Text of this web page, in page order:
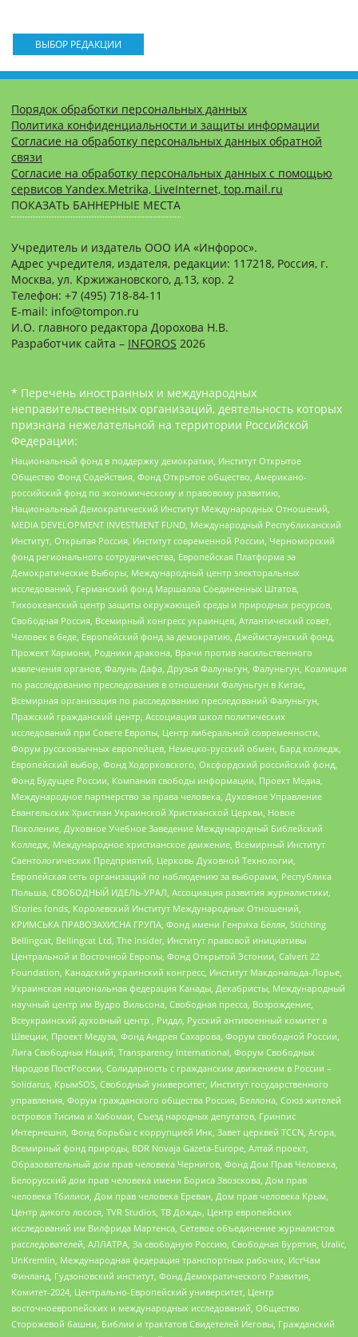
ВЫБОР РЕДАКЦИИ
Порядок обработки персональных данных
Политика конфиденциальности и защиты информации
Согласие на обработку персональных данных обратной
связи
Согласие на обработку персональных данных с помощью
сервисов Yandex.Metrika, LiveInternet, top.mail.ru
ПОКАЗАТЬ БАННЕРНЫЕ МЕСТА
Учредитель и издатель ООО ИА «Инфорос».
Адрес учредителя, издателя, редакции: 117218, Россия, г.
Москва, ул. Кржижановского, д.13, кор. 2
Телефон: +7 (495) 718-84-11
E-mail: info@tompon.ru
И.О. главного редактора Дорохова Н.В.
Разработчик сайта – INFOROS 2026
* Перечень иностранных и международных
неправительственных организаций, деятельность которых
признана нежелательной на территории Российской
Федерации:
Национальный фонд в поддержку демократии, Институт Открытое
Общество Фонд Содействия, Фонд Открытое общество, Американо-
российский фонд по экономическому и правовому развитию,
Национальный Демократический Институт Международных Отношений,
MEDIA DEVELOPMENT INVESTMENT FUND, Международный Республиканский
Институт, Открытая Россия, Институт современной России, Черноморский
фонд регионального сотрудничества, Европейская Платформа за
Демократические Выборы, Международный центр электоральных
исследований, Германский фонд Маршалла Соединенных Штатов,
Тихоокеанский центр защиты окружающей среды и природных ресурсов,
Свободная Россия, Всемирный конгресс украинцев, Атлантический совет,
Человек в беде, Европейский фонд за демократию, Джеймстаунский фонд,
Прожект Хармони, Родники дракона, Врачи против насильственного
извлечения органов, Фалунь Дафа, Друзья Фалуньгун, Фалуньгун, Коалиция
по расследованию преследования в отношении Фалуньгун в Китае,
Всемирная организация по расследованию преследований Фалуньгун,
Пражский гражданский центр, Ассоциация школ политических
исследований при Совете Европы, Центр либеральной современности,
Форум русскоязычных европейцев, Немецко-русский обмен, Бард колледж,
Европейский выбор, Фонд Ходорковского, Оксфордский российский фонд,
Фонд Будущее России, Компания свободы информации, Проект Медиа,
Международное партнерство за права человека, Духовное Управление
Евангельских Христиан Украинской Христианской Церкви, Новое
Поколение, Духовное Учебное Заведение Международный Библейский
Колледж, Международное христианское движение, Всемирный Институт
Саентологических Предприятий, Церковь Духовной Технологии,
Европейская сеть организаций по наблюдению за выборами, Республика
Польша, СВОБОДНЫЙ ИДЕЛЬ-УРАЛ, Ассоциация развития журналистики,
IStories fonds, Королевский Институт Международных Отношений,
КРИМСЬКА ПРАВОЗАХИСНА ГРУПА, Фонд имени Генриха Бёлля, Stichting
Bellingcat, Bellingcat Ltd, The Insider, Институт правовой инициативы
Центральной и Восточной Европы, Фонд Открытой Эстонии, Calvert 22
Foundation, Канадский украинский конгресс, Институт Макдональда-Лорье,
Украинская национальная федерация Канады, Декабристы, Международный
научный центр им Вудро Вильсона, Свободная пресса, Возрождение,
Всеукраинский духовный центр , Риддл, Русский антивоенный комитет в
Швеции, Проект Медуза, Фонд Андрея Сахарова, Форум свободной России,
Лига Свободных Наций, Transparеncy International, Форум Свободных
Народов ПостРоссии, Солидарность с гражданским движением в России –
Solidarus, КрымSOS, Свободный университет, Институт государственного
управления, Форум гражданского общества Россия, Беллона, Союз жителей
островов Тисима и Хабомаи, Съезд народных депутатов, Гринпис
Интернешнл, Фонд борьбы с коррупцией Инк, Завет церквей TCCN, Агора,
Всемирный фонд природы, BDR Novaja Gazeta-Europe, Алтай проект,
Образовательный дом прав человека Чернигов, Фонд Дом Прав Человека,
Белорусский дом прав человека имени Бориса Звозскова, Дом прав
человека Тбилиси, Дом прав человека Ереван, Дом прав человека Крым,
Центр дикого лосося, TVR Studios, ТВ Дождь, Центр европейских
исследований им Вилфрида Мартенса, Сетевое объединение журналистов
расследователей, АЛЛАТРА, За свободную Россию, Свободная Бурятия, Uralic,
UnKremlin, Международная федерация транспортных рабочих, ИстЧам
Финланд, Гудзоновский институт, Фонд Демократического Развития,
Комитет-2024, Центрально-Европейский университет, Центр
восточноевропейских и международных исследований, Общество
Сторожевой башни, Библии и трактатов Свидетелей Иеговы, Гражданский